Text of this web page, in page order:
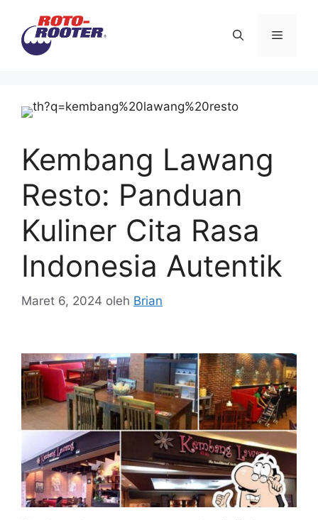
Menu
Kembang Lawang
Resto: Panduan
Kuliner Cita Rasa
Indonesia Autentik
Maret 6, 2024 oleh Brian